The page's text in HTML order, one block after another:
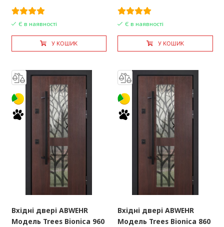
Є в наявності
У КОШИК
Є в наявності
У КОШИК
Вхідні двері ABWEHR
Модель Trees Bionica 960
Вхідні двері ABWEHR
Модель Trees Bionica 860